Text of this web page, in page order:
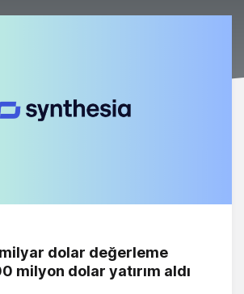
dolar değerleme
milyon dolar yatırım aldı